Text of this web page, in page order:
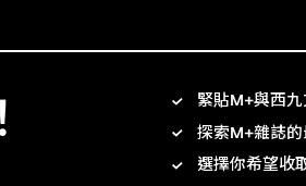
緊貼M+與西
探索M+雜誌
選擇你希望收